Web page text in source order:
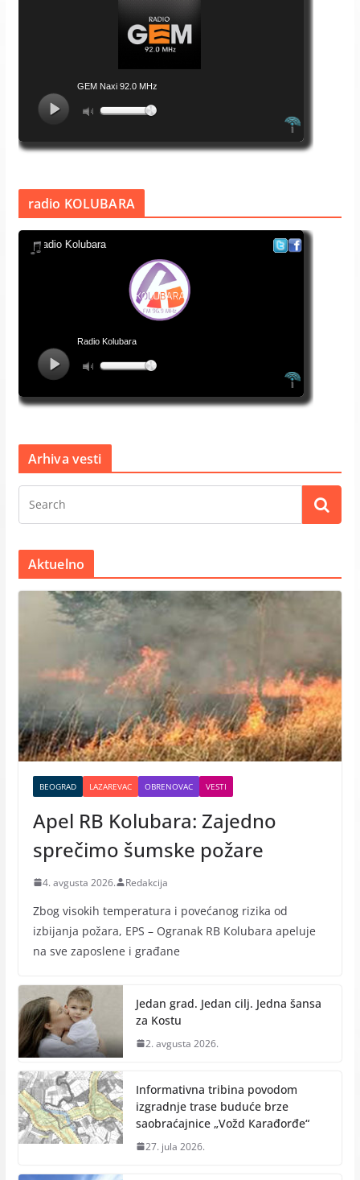
radio KOLUBARA
Arhiva vesti
Aktuelno
BEOGRAD LAZAREVAC OBRENOVAC VESTI
Apel RB Kolubara: Zajedno
sprečimo šumske požare
4. avgusta 2026. Redakcija
Zbog visokih temperatura i povećanog rizika od
izbijanja požara, EPS – Ogranak RB Кolubara apeluje
na sve zaposlene i građane
Jedan grad. Jedan cilj. Jedna šansa
za Kostu
2. avgusta 2026.
Informativna tribina povodom
izgradnje trase buduće brze
saobraćajnice „Vožd Кarađorđe“
27. jula 2026.